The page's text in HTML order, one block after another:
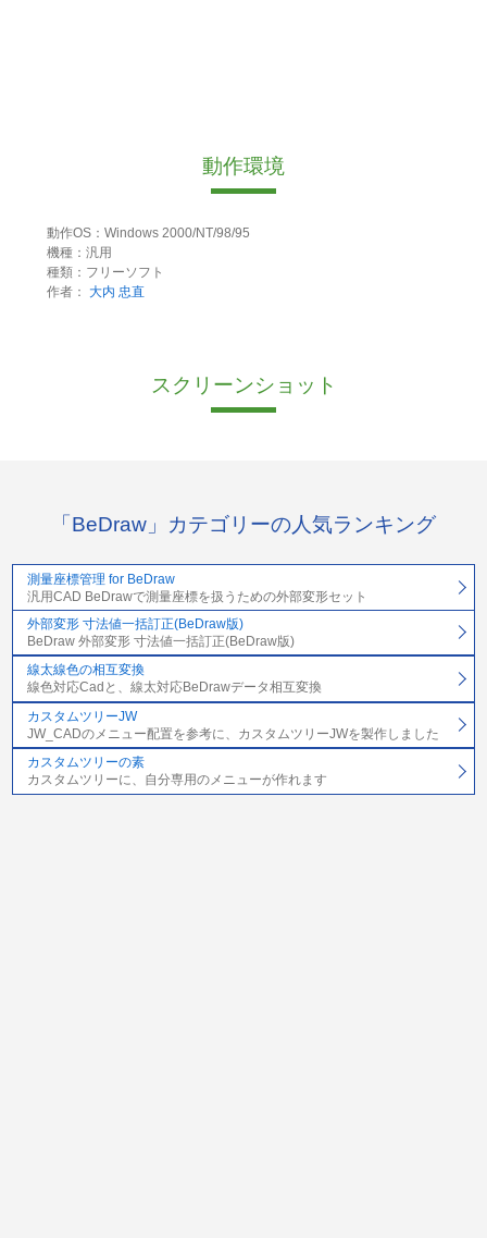
動作環境
動作OS：Windows 2000/NT/98/95
機種：汎用
種類：フリーソフト
作者： 大内 忠直
スクリーンショット
「BeDraw」カテゴリーの人気ランキング
測量座標管理 for BeDraw
汎用CAD BeDrawで測量座標を扱うための外部変形セット
外部変形 寸法値一括訂正(BeDraw版)
BeDraw 外部変形 寸法値一括訂正(BeDraw版)
線太線色の相互変換
線色対応Cadと、線太対応BeDrawデータ相互変換
カスタムツリーJW
JW_CADのメニュー配置を参考に、カスタムツリーJWを製作しました
カスタムツリーの素
カスタムツリーに、自分専用のメニューが作れます